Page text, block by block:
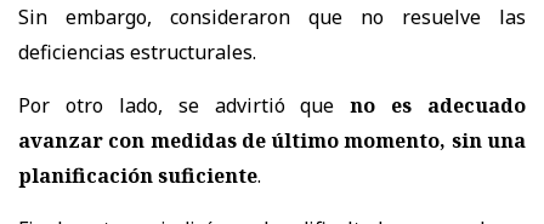
Sin embargo, consideraron que no resuelve las
deficiencias estructurales.
Por otro lado, se advirtió queno es adecuado
avanzar con medidas de último momento, sin una
planificación suficiente.